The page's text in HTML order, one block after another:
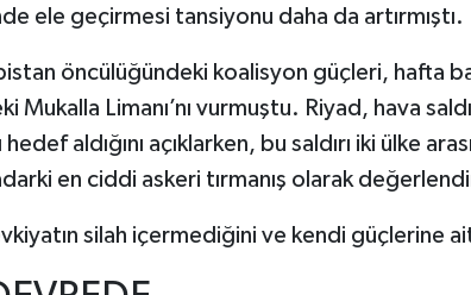
ele geçirmesi tansiyonu daha da artırmıştı.
öncülüğündeki koalisyon güçleri, hafta
Mukalla Limanı’nı vurmuştu. Riyad, hava
hedef aldığını açıklarken, bu saldırı iki ülke
en ciddi askeri tırmanış olarak
silah içermediğini ve kendi güçlerine